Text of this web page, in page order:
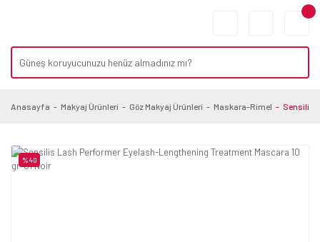
Anasayfa Makyaj Ürünleri Göz Makyaj Ürünleri Maskara-Rimel Sensilis
%40